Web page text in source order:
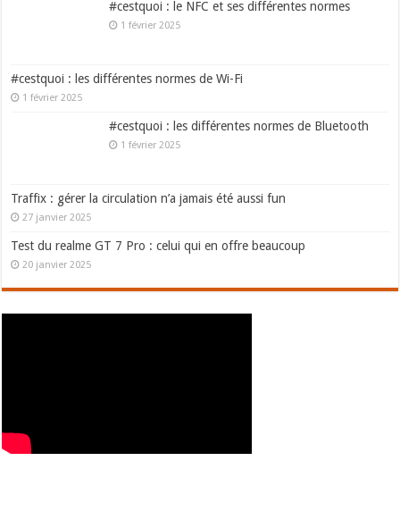
#cestquoi : le NFC et ses différentes normes
1 février 2025
#cestquoi : les différentes normes de Wi-Fi
1 février 2025
#cestquoi : les différentes normes de Bluetooth
1 février 2025
Traffix : gérer la circulation n’a jamais été aussi fun
27 janvier 2025
Test du realme GT 7 Pro : celui qui en offre beaucoup
20 janvier 2025